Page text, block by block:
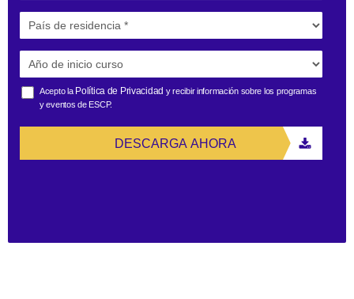
Acepto la Política de Privacidad y recibir información sobre los programas
y eventos de ESCP.
DESCARGA AHORA